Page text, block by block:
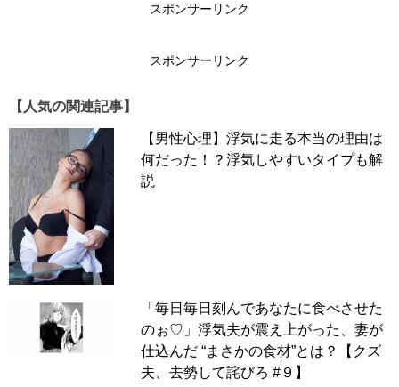
スポンサーリンク
スポンサーリンク
【人気の関連記事】
【男性心理】浮気に走る本当の理由は
何だった！？浮気しやすいタイプも解
説
「毎日毎日刻んであなたに食べさせた
のぉ♡」浮気夫が震え上がった、妻が
仕込んだ “まさかの食材”とは？【クズ
夫、去勢して詫びろ #９】